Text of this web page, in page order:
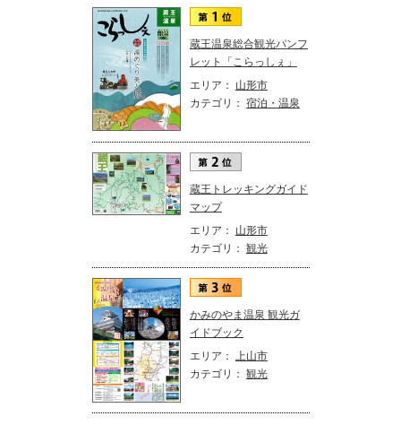
蔵王温泉総合観光パンフ
レット「こらっしぇ」
エリア： 山形市
カテゴリ： 宿泊・温泉
蔵王トレッキングガイド
マップ
エリア： 山形市
カテゴリ： 観光
かみのやま温泉 観光ガ
イドブック
エリア： 上山市
カテゴリ： 観光